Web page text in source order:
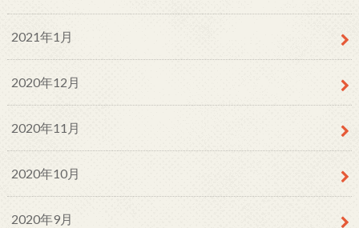
2021年1月
2020年12月
2020年11月
2020年10月
2020年9月